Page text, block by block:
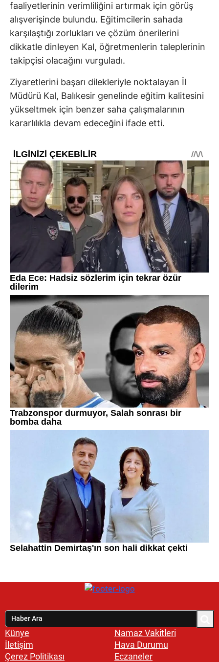
faaliyetlerinin verimliliğini artırmak için görüş
alışverişinde bulundu. Eğitimcilerin sahada
karşılaştığı zorlukları ve çözüm önerilerini
dikkatle dinleyen Kal, öğretmenlerin taleplerinin
takipçisi olacağını vurguladı.
Ziyaretlerini başarı dilekleriyle noktalayan İl
Müdürü Kal, Balıkesir genelinde eğitim kalitesini
yükseltmek için benzer saha çalışmalarının
kararlılıkla devam edeceğini ifade etti.
Künye
İletişim
Çerez Politikası
Namaz Vakitleri
Hava Durumu
Eczaneler